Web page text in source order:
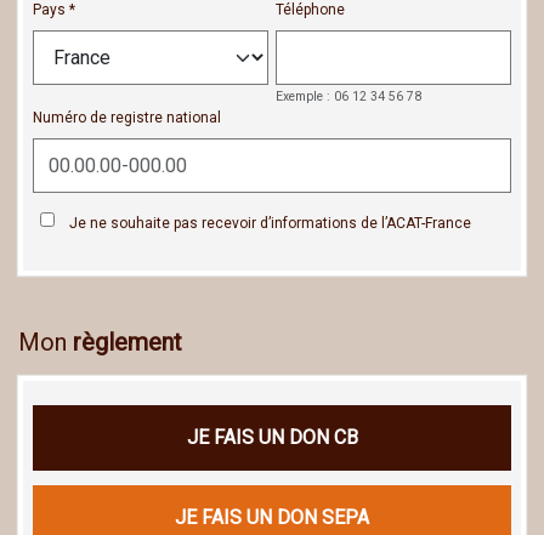
Pays Téléphone
Exemple : 06 12 34 56 78
Numéro de registre national
Je ne souhaite pas recevoir d’informations de l’ACAT-France
Mon règlement
JE FAIS UN DON CB
JE FAIS UN DON SEPA